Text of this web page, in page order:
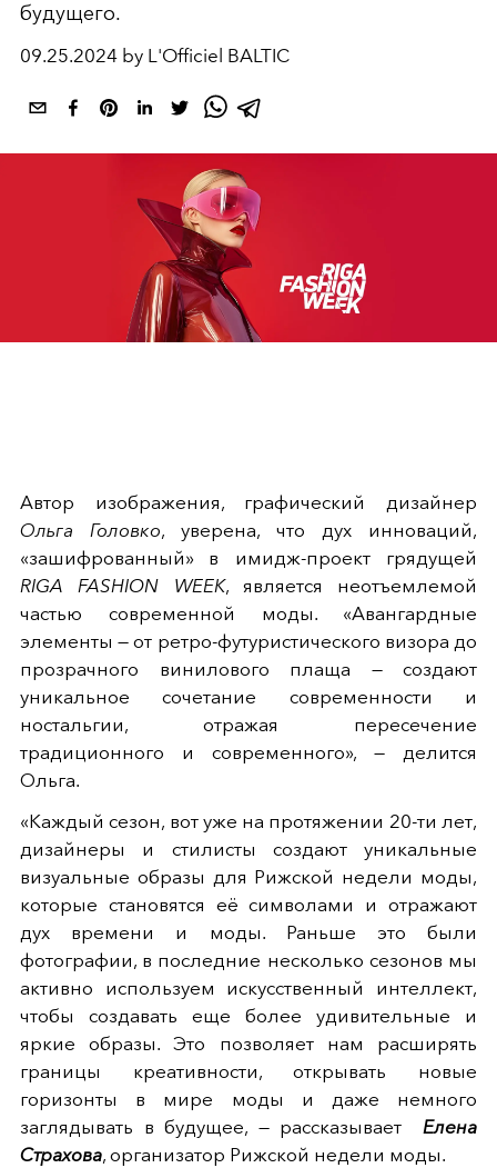
будущего.
09.25.2024 by L'Officiel BALTIC
Автор изображения, графический дизайнер
Ольга Головко, уверена, что дух инноваций,
«зашифрованный» в имидж-проект грядущей
RIGA FASHION WEEK, является неотъемлемой
частью современной моды. «Авангардные
элементы — от ретро-футуристического визора до
прозрачного винилового плаща — создают
уникальное сочетание современности и
ностальгии, отражая пересечение
традиционного и современного», — делится
Ольга.
«Каждый сезон, вот уже на протяжении 20-ти лет,
дизайнеры и стилисты создают уникальные
визуальные образы для Рижской недели моды,
которые становятся её символами и отражают
дух времени и моды. Раньше это были
фотографии, в последние несколько сезонов мы
активно используем искусственный интеллект,
чтобы создавать еще более удивительные и
яркие образы. Это позволяет нам расширять
границы креативности, открывать новые
горизонты в мире моды и даже немного
заглядывать в будущее, — рассказывает Елена
Страхова, организатор Рижской недели моды.